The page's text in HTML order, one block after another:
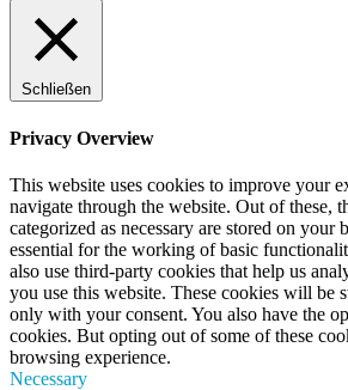
Schließen
Privacy Overview
This website uses cookies to improve your
navigate through the website. Out of these,
categorized as necessary are stored on your
essential for the working of basic
also use third-party cookies that help us
you use this website. These cookies will be
only with your consent. You also have the
cookies. But opting out of some of these
browsing experience.
Necessary